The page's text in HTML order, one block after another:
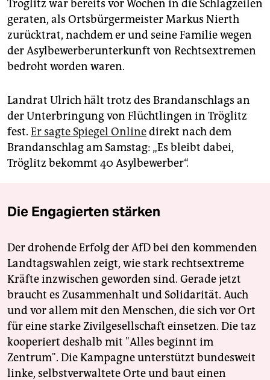
Tröglitz war bereits vor Wochen in die Schlagzeilen
geraten, als Ortsbürgermeister Markus Nierth
zurücktrat, nachdem er und seine Familie wegen
der Asylbewerberunterkunft von Rechtsextremen
bedroht worden waren.
Landrat Ulrich hält trotz des Brandanschlags an
der Unterbringung von Flüchtlingen in Tröglitz
fest. Er sagte Spiegel Onlinedirekt nach dem
Brandanschlag am Samstag: „Es bleibt dabei,
Tröglitz bekommt 40 Asylbewerber“.
Die Engagierten stärken
Der drohende Erfolg der AfD bei den kommenden
Landtagswahlen zeigt, wie stark rechtsextreme
Kräfte inzwischen geworden sind. Gerade jetzt
braucht es Zusammenhalt und Solidarität. Auch
und vor allem mit den Menschen, die sich vor Ort
für eine starke Zivilgesellschaft einsetzen. Die taz
kooperiert deshalb mit "Alles beginnt im
Zentrum". Die Kampagne unterstützt bundesweit
linke, selbstverwaltete Orte und baut einen